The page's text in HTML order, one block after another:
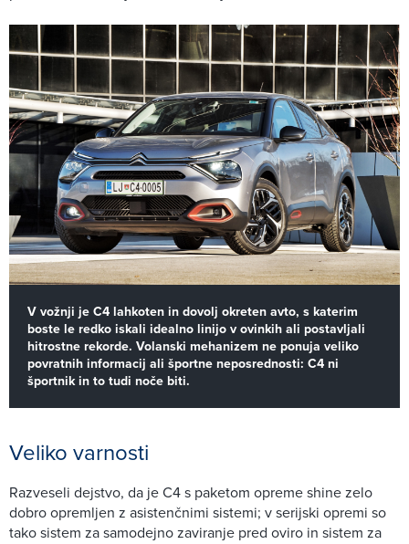
V vožnji je C4 lahkoten in dovolj okreten avto, s katerim
boste le redko iskali idealno linijo v ovinkih ali postavljali
hitrostne rekorde. Volanski mehanizem ne ponuja veliko
povratnih informacij ali športne neposrednosti: C4 ni
športnik in to tudi noče biti.
Veliko varnosti
Razveseli dejstvo, da je C4 s paketom opreme shine zelo
dobro opremljen z asistenčnimi sistemi; v serijski opremi so
tako sistem za samodejno zaviranje pred oviro in sistem za